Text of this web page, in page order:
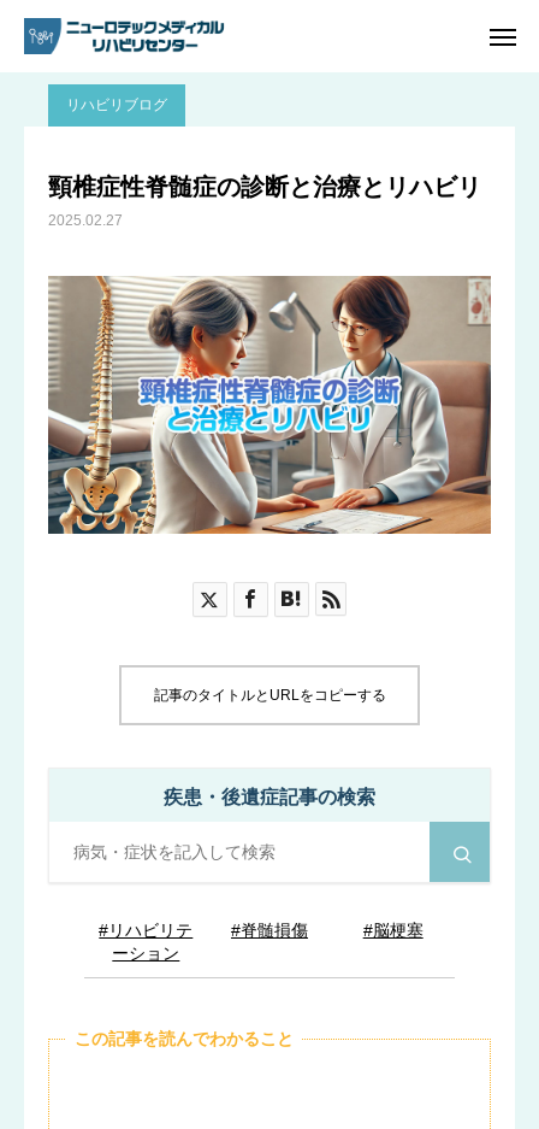
ブログ リハビリブログ
リハビリブログ
頸椎症性脊髄症の診断と治療とリハビリ
2025.02.27
記事のタイトルとURLをコピーする
疾患・後遺症記事の検索
#リハビリテ
ーション
#脊髄損傷 #脳梗塞
この記事を読んでわかること
アクセス
ホーム
リハビリ内容
プラン・料金一覧
よくあるご質問
ご予約